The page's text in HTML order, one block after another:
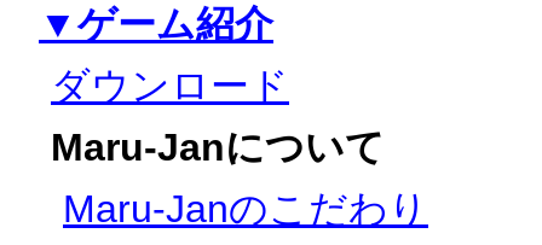
▼ゲーム紹介
ダウンロード
Maru-Janについて
Maru-Janのこだわり